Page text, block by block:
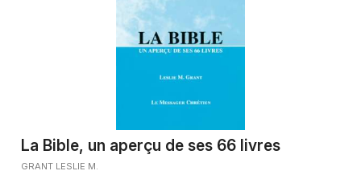
La Bible, un aperçu de ses 66 livres
GRANT LESLIE M.